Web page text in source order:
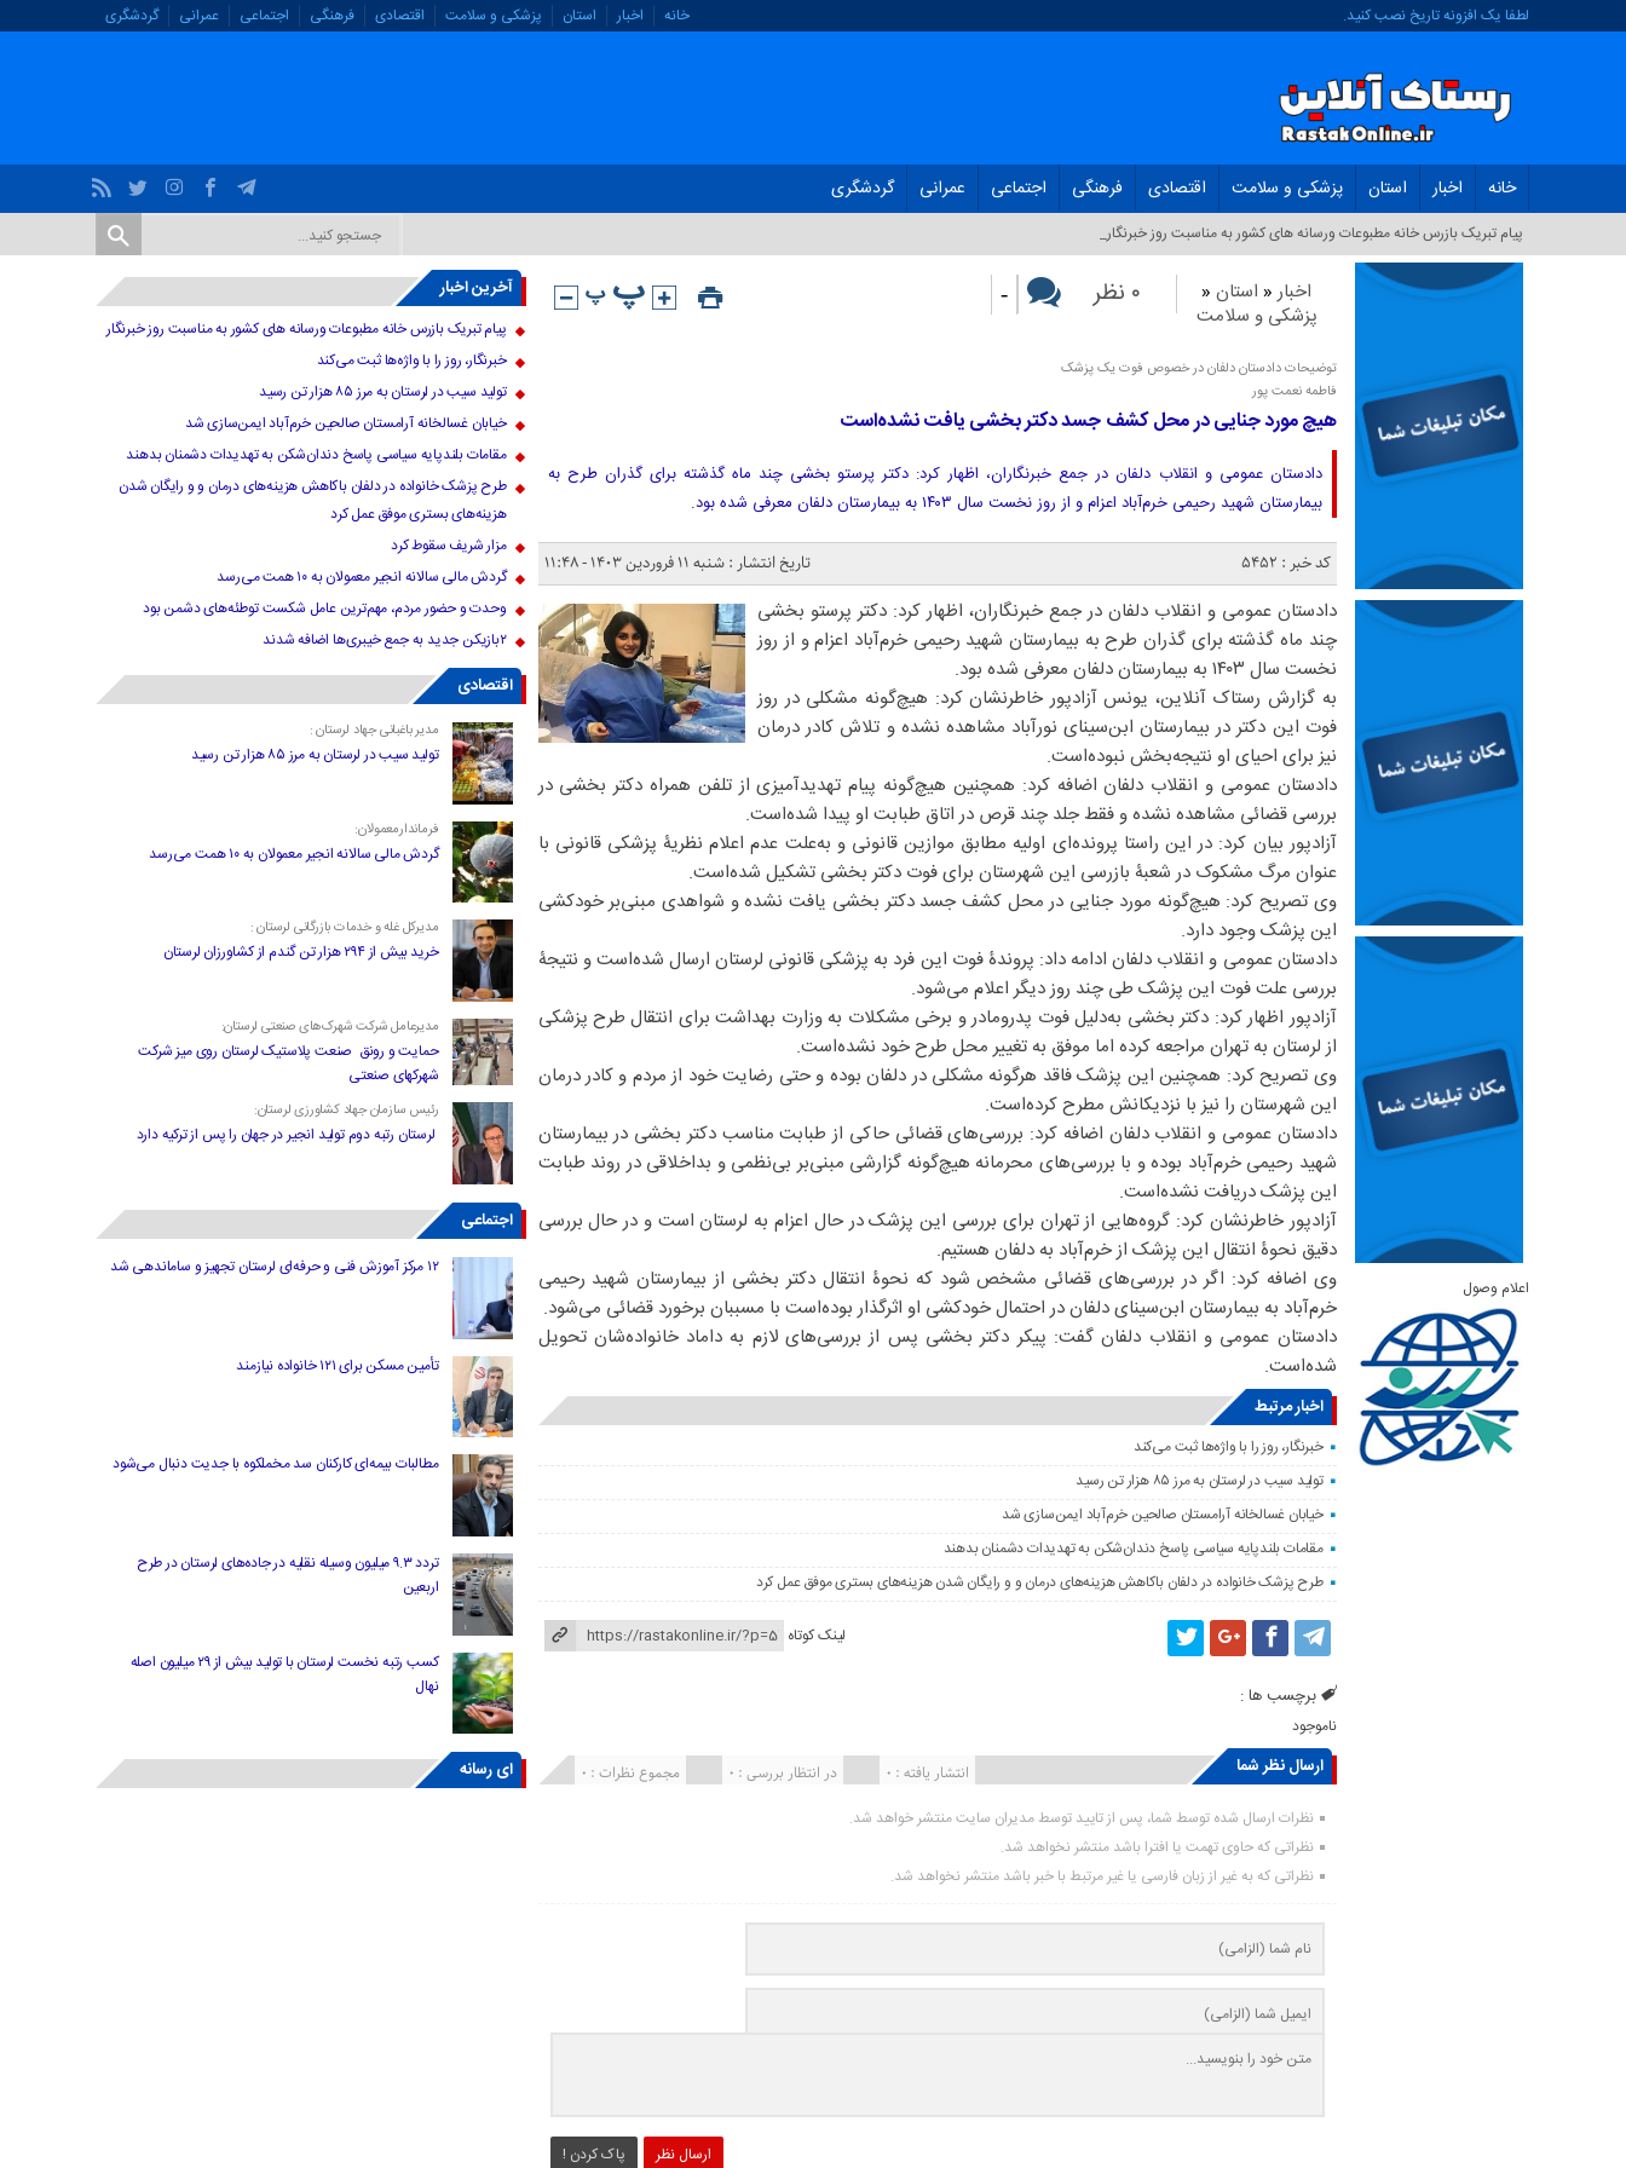
لطفا یک افزونه تاریخ نصب کنید. خانه اخبار استان پزشکی و سلامت اقتصادی فرهنگی اجتماعی عمرانی گردشگری
خانه اخبار استان پزشکی و سلامت اقتصادی فرهنگی اجتماعی عمرانی گردشگری
پیام تبریک بازرس خانه مطبوعات ورسانه های کشور به مناسبت روز خبرنگار_
اخبار « استان «
پزشکی و سلامت
۰ نظر -
توضیحات دادستان دلفان در خصوص فوت یک پزشک
فاطمه نعمت پور
هیچ‌ مورد جنایی در محل کشف جسد دکتر بخشی یافت نشده‌است
دادستان عمومی و انقلاب دلفان در جمع خبرنگاران، اظهار کرد: دکتر پرستو بخشی چند ماه گذشته برای گذران طرح به
بیمارستان شهید رحیمی خرم‌آباد اعزام و از روز نخست سال ۱۴۰۳ به بیمارستان دلفان معرفی شده‌ بود.
کد خبر : 5452 تاریخ انتشار : شنبه ۱۱ فروردین ۱۴۰۳ - ۱۱:۴۸
دادستان عمومی و انقلاب دلفان در جمع خبرنگاران، اظهار کرد: دکتر پرستو بخشی
چند ماه گذشته برای گذران طرح به بیمارستان شهید رحیمی خرم‌آباد اعزام و از روز
نخست سال ۱۴۰۳ به بیمارستان دلفان معرفی شده‌ بود.
به گزارش رستاک آنلاین، یونس آزادپور خاطرنشان کرد: هیچ‌گونه مشکلی در روز
فوت این دکتر در بیمارستان ابن‌سینای نورآباد مشاهده نشده‌ و تلاش کادر درمان
نیز برای احیای او نتیجه‌بخش نبوده‌است.
دادستان عمومی و انقلاب دلفان اضافه کرد: همچنین هیچ‌گونه پیام تهدیدآمیزی از تلفن همراه دکتر بخشی در
بررسی قضائی مشاهده نشده‌ و فقط جلد چند قرص در اتاق طبابت او پیدا شده‌است.
آزادپور بیان کرد: در این راستا پرونده‌ای اولیه مطابق موازین قانونی و به‌علت عدم اعلام نظریۀ پزشکی قانونی با
عنوان مرگ مشکوک در شعبۀ بازرسی این شهرستان برای فوت دکتر بخشی تشکیل شده‌است.
وی تصریح کرد: هیچ‌گونه مورد جنایی در محل کشف جسد دکتر بخشی یافت نشده‌ و شواهدی مبنی‌بر خودکشی
این پزشک وجود دارد.
دادستان عمومی و انقلاب دلفان ادامه داد: پروندۀ فوت این فرد به پزشکی قانونی لرستان ارسال شده‌است و نتیجۀ
بررسی علت فوت این پزشک طی چند روز دیگر اعلام می‌شود.
آزادپور اظهار کرد: دکتر بخشی به‌دلیل فوت پدرومادر و برخی مشکلات به وزارت بهداشت برای انتقال طرح پزشکی
از لرستان به تهران مراجعه کرده‌ اما موفق به تغییر محل طرح خود نشده‌است.
وی تصریح کرد: همچنین این پزشک فاقد هرگونه مشکلی در دلفان بوده‌ و حتی رضایت خود از مردم و کادر درمان
این شهرستان را نیز با نزدیکانش مطرح کرده‌است.
دادستان عمومی و انقلاب دلفان اضافه کرد: بررسی‌های قضائی حاکی از طبابت مناسب دکتر بخشی در بیمارستان
شهید رحیمی خرم‌آباد بوده و با بررسی‌های محرمانه هیچ‌گونه گزارشی مبنی‌بر بی‌نظمی و بداخلاقی در روند طبابت
این پزشک دریافت نشده‌است.
آزادپور خاطرنشان کرد: گروه‌هایی از تهران برای بررسی این پزشک در حال اعزام به لرستان است و در حال بررسی
دقیق نحوۀ انتقال این پزشک از خرم‌آباد به دلفان هستیم.
وی اضافه کرد: اگر در بررسی‌های قضائی مشخص شود که نحوۀ انتقال دکتر بخشی از بیمارستان شهید رحیمی
خرم‌آباد به بیمارستان ابن‌سینای دلفان در احتمال خودکشی او اثرگذار بوده‌است با مسببان برخورد قضائی می‌شود.
دادستان عمومی و انقلاب دلفان گفت: پیکر دکتر بخشی پس از بررسی‌های لازم به داماد خانواده‌شان تحویل
شده‌است.
اخبار مرتبط
خبرنگار، روز را با واژه‌ها ثبت می‌کند
تولید سیب در لرستان به مرز ۸۵ هزار تن رسید
خیابان غسالخانه آرامستان صالحین خرم‌آباد ایمن‌سازی شد
مقامات بلندپایه سیاسی پاسخ دندان‌شکن به تهدیدات دشمنان بدهند
طرح پزشک خانواده در دلفان باکاهش هزینه‌های درمان و و رایگان شدن هزینه‌های بستری موفق عمل کرد
لینک کوتاه
برچسب ها :
ناموجود
ارسال نظر شما مجموع نظرات : 0 در انتظار بررسی : 0 انتشار یافته : ۰
نظرات ارسال شده توسط شما، پس از تایید توسط مدیران سایت منتشر خواهد شد.
نظراتی که حاوی تهمت یا افترا باشد منتشر نخواهد شد.
نظراتی که به غیر از زبان فارسی یا غیر مرتبط با خبر باشد منتشر نخواهد شد.
ارسال نظر پاک کردن !
اعلام وصول
آخرین اخبار
پیام تبریک بازرس خانه مطبوعات ورسانه های کشور به مناسبت روز خبرنگار
خبرنگار، روز را با واژه‌ها ثبت می‌کند
تولید سیب در لرستان به مرز ۸۵ هزار تن رسید
خیابان غسالخانه آرامستان صالحین خرم‌آباد ایمن‌سازی شد
مقامات بلندپایه سیاسی پاسخ دندان‌شکن به تهدیدات دشمنان بدهند
طرح پزشک خانواده در دلفان باکاهش هزینه‌های درمان و و رایگان شدن
هزینه‌های بستری موفق عمل کرد
مزار شریف سقوط کرد
گردش مالی سالانه انجیر معمولان به ۱۰ همت می‌رسد
وحدت و حضور مردم، مهم‌ترین عامل شکست توطئه‌های دشمن بود
۲بازیکن جدید به جمع خیبری‌ها اضافه شدند
اقتصادی
مدیر باغبانی جهاد لرستان :
تولید سیب در لرستان به مرز ۸۵ هزار تن رسید
فرماندارمعمولان:
گردش مالی سالانه انجیر معمولان به ۱۰ همت می‌رسد
مدیرکل غله و خدمات بازرگانی لرستان :
خرید بیش از ۲۹۴ هزار تن گندم از کشاورزان لرستان
مدیرعامل شرکت شهرک‌های صنعتی لرستان:
حمایت و رونق صنعت پلاستیک لرستان روی میز شرکت
شهرکهای صنعتی
رئیس سازمان جهاد کشاورزی لرستان:
لرستان رتبه دوم تولید انجیر در جهان را پس از ترکیه دارد
اجتماعی
۱۲ مرکز آموزش فنی و حرفه‌ای لرستان تجهیز و ساماندهی شد
تأمین مسکن برای ۱۲۱ خانواده نیازمند
مطالبات بیمه‌ای کارکنان سد مخملکوه با جدیت دنبال می‌شود
تردد ۹.۳ میلیون وسیله نقلیه در جاده‌های لرستان در طرح
اربعین
کسب رتبه نخست لرستان با تولید بیش از ۲۹ میلیون اصله
نهال
ای رسانه